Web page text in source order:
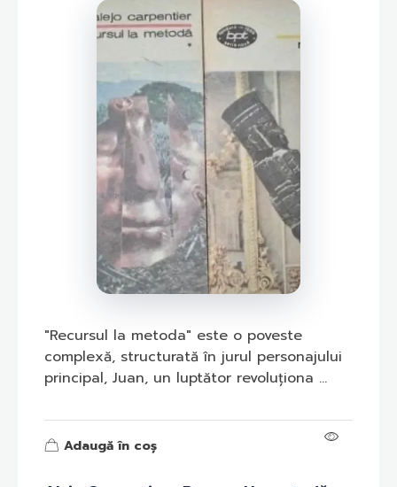
"Recursul la metoda" este o poveste
complexă, structurată în jurul personajului
principal, Juan, un luptător revoluționa ...
Adaugă în coș